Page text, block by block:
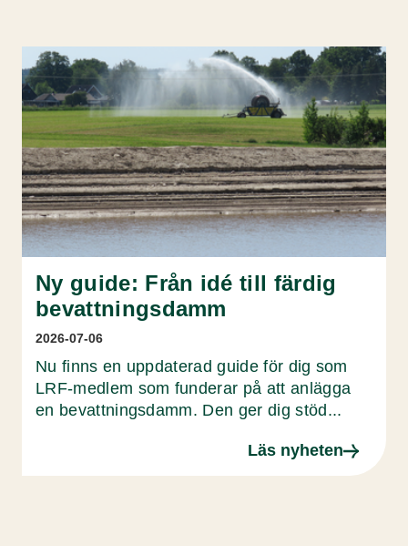
Ny guide: Från idé till färdig
bevattningsdamm
2026-07-06
Nu finns en uppdaterad guide för dig som
LRF-medlem som funderar på att anlägga
en bevattningsdamm. Den ger dig stöd...
Läs nyheten